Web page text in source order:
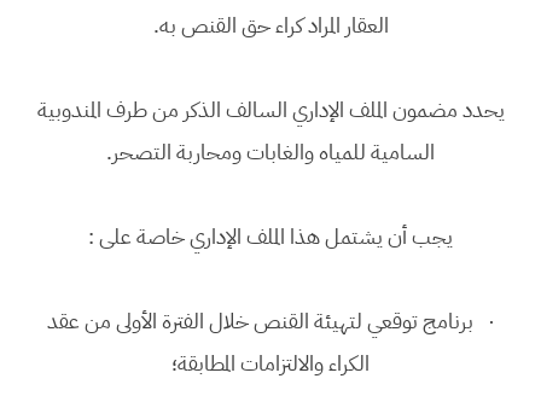
العقار المراد كراء حق القنص به.
يحدد مضمون الملف الإداري السالف الذكر من طرف المندوبية
السامية للمياه والغابات ومحاربة التصحر.
يجب أن يشتمل هذا الملف الإداري خاصة على :
· برنامج توقعي لتهيئة القنص خلال الفترة الأولى من عقد
الكراء والالتزامات المطابقة؛